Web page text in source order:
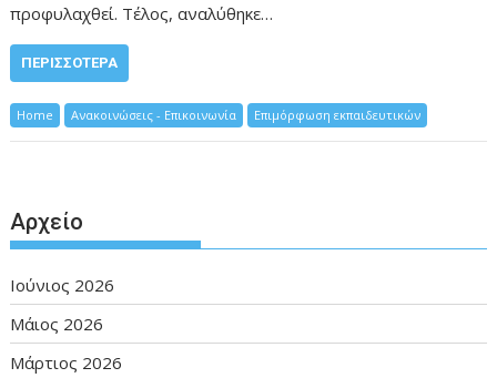
προφυλαχθεί. Τέλος, αναλύθηκε…
ΠΕΡΙΣΣΌΤΕΡΑ
Home Ανακοινώσεις - Επικοινωνία Επιμόρφωση εκπαιδευτικών
Αρχείο
Ιούνιος 2026
Μάιος 2026
Μάρτιος 2026